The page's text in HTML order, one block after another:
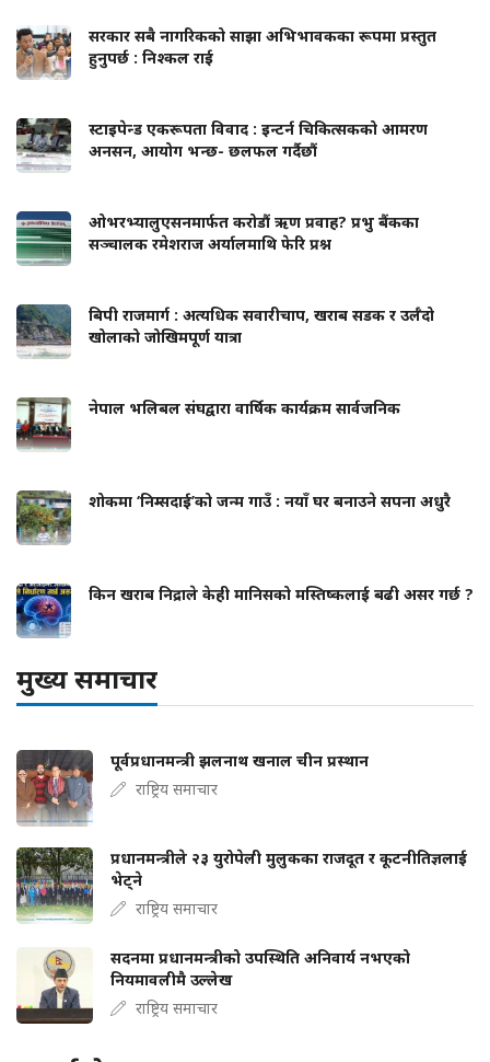
सरकार सबै नागरिकको साझा अभिभावकका रूपमा प्रस्तुत
हुनुपर्छ : निश्कल राई
स्टाइपेन्ड एकरूपता विवाद : इन्टर्न चिकित्सकको आमरण
अनसन, आयोग भन्छ- छलफल गर्दैछौं
ओभरभ्यालुएसनमार्फत करोडौं ऋण प्रवाह? प्रभु बैंकका
सञ्चालक रमेशराज अर्यालमाथि फेरि प्रश्न
बिपी राजमार्ग : अत्यधिक सवारीचाप, खराब सडक र उर्लँदो
खोलाको जोखिमपूर्ण यात्रा
नेपाल भलिबल संघद्वारा वार्षिक कार्यक्रम सार्वजनिक
शोकमा ‘निम्सदाई’को जन्म गाउँ : नयाँ घर बनाउने सपना अधुरै
किन खराब निद्राले केही मानिसको मस्तिष्कलाई बढी असर गर्छ ?
मुख्य समाचार
पूर्वप्रधानमन्त्री झलनाथ खनाल चीन प्रस्थान
राष्ट्रिय समाचार
प्रधानमन्त्रीले २३ युरोपेली मुलुकका राजदूत र कूटनीतिज्ञलाई
भेट्ने
राष्ट्रिय समाचार
सदनमा प्रधानमन्त्रीको उपस्थिति अनिवार्य नभएको
नियमावलीमै उल्लेख
राष्ट्रिय समाचार